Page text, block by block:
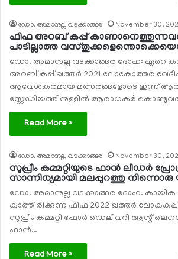
ഡോ. അമാനുല്ല വടക്കാങ്ങര November 30,
ഫിഫ അറബ് കപ്പ്
പാടില്ലാത്ത
ഡോ. അമാനുല്ല വടക്കാങ്ങര ദോഹ: ഏറെ
അറബ് കപ്പ് ഖത്തര്‍ 2021 ലോകോത്തര
ആവേശകരമായ മത്സരങ്ങളോടെ ഇന്ന്
സ്റ്റേഡിയത്തിനുള്ളില്‍ ആരാധകര്‍
Read More »
ഡോ. അമാനുല്ല വടക്കാങ്ങര November 30,
സുപ്രീം കമ്മറ്റിയുടെ ഫാന്‍ ലീഡര്‍
സാന്നിധ്യമായി മലപ്പുറത്തു
ഡോ. അമാനുല്ല വടക്കാങ്ങര ദോഹ.
കാത്തിരിക്കുന്ന ഫിഫ 2022 ഖത്തര്‍
സുപ്രീം കമ്മറ്റി ഫോര്‍ ഡെലിവറി ആന്റ്
ഫാന്‍…
Read More »